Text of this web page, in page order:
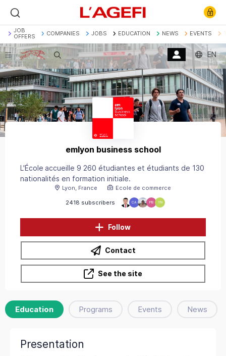
JOB
OFFERS
COMPANIES JOBS EDUCATION NEWS EVENTS
Search EN
emlyon business school
2418 subscribers CA PB YN
L'École accueille 9 260 étudiantes et étudiants de 130
nationalités en formation initiale.
Lyon, France Ecole de commerce
Follow
Contact
See the site
Education Programs Events News
Presentation
Banque Société Générale
Marchés actions
Décryptage
Assurance Economie